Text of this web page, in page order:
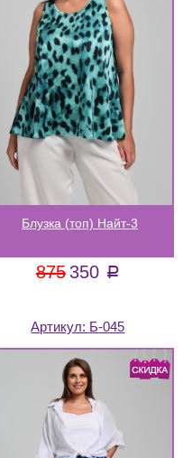
Блузка (топ) Найт-3
875 350 a
Артикул: Б-045